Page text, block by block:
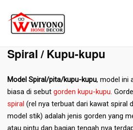
content
Beranda»Gorden»Spiral / Kupu-kupu
Spiral / Kupu-kupu
Model Spiral/pita/kupu-kupu, model ini
biasa di sebut gorden kupu-kupu.
spiral (rel nya terbuat dari kawat spiral
model stik) adalah jenis gorden yang
atau pintu dan bagian tengah nya